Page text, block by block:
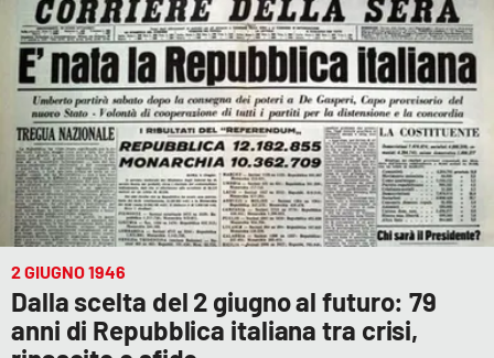
Apple
2 GIUGNO 1946
Dalla scelta del 2 giugno al futuro: 79
anni di Repubblica italiana tra crisi,